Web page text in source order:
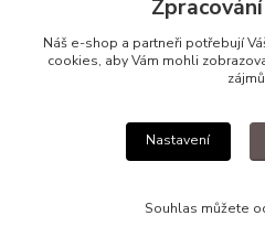
Upravit sběr
Náš e-shop a partneři potřebují
cookies, aby Vám mohli
Nastavení
Souhlas můžete